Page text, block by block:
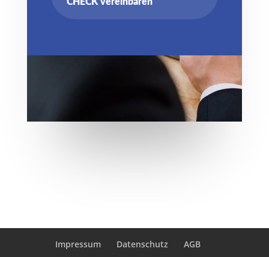
CHECK vereinbaren
Impressum Datenschutz AGB